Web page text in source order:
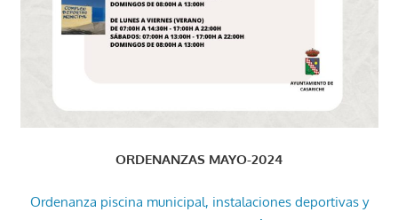
ORDENANZAS MAYO-2024
Ordenanza piscina municipal, instalaciones deportivas y